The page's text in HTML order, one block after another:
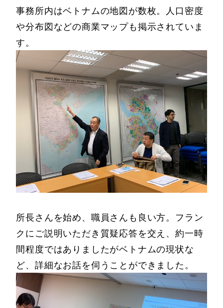
事務所内はベトナムの地図が数枚。人口密度
や分布図などの商業マップも掲示されていま
す。
所長さんを始め、職員さんも良い方。フラン
クにご説明いただき質疑応答を交え、約一時
間程度ではありましたがベトナムの現状な
ど、詳細なお話を伺うことができました。